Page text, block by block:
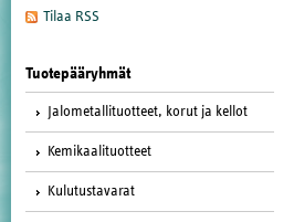
Tilaa RSS
Tuotepääryhmät
Jalometallituotteet, korut ja kellot
Kemikaalituotteet
Kulutustavarat